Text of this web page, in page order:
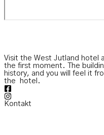
Visit the West Jutland hotel
the first moment. The
history, and you will feel it
the
hotel.
Kontakt